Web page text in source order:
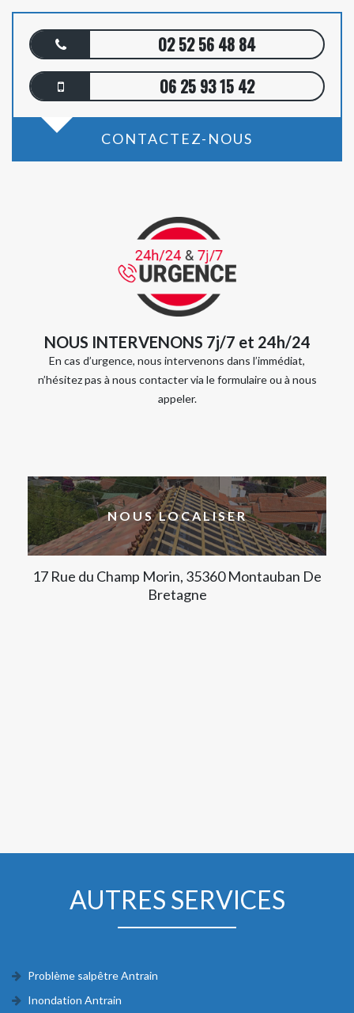
02 52 56 48 84
06 25 93 15 42
CONTACTEZ-NOUS
NOUS INTERVENONS 7j/7 et 24h/24
En cas d’urgence, nous intervenons dans l’immédiat,
n’hésitez pas à nous contacter via le formulaire ou à nous
appeler.
NOUS LOCALISER
17 Rue du Champ Morin, 35360 Montauban De
Bretagne
AUTRES SERVICES
Problème salpêtre Antrain
Inondation Antrain